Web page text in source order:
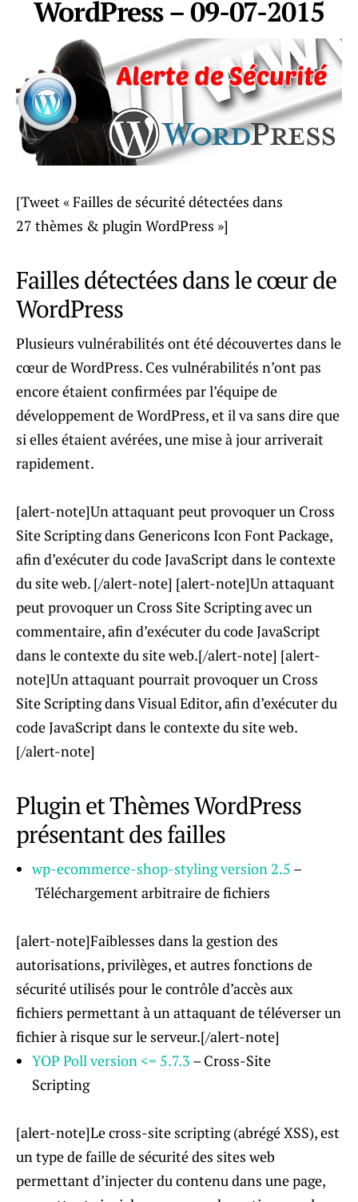
WordPress – 09-07-2015
[Tweet « Failles de sécurité détectées dans
27 thèmes & plugin WordPress »]
Failles détectées dans le cœur de
WordPress
Plusieurs vulnérabilités ont été découvertes dans le
cœur de WordPress. Ces vulnérabilités n’ont pas
encore étaient confirmées par l’équipe de
développement de WordPress, et il va sans dire que
si elles étaient avérées, une mise à jour arriverait
rapidement.
[alert-note]Un attaquant peut provoquer un Cross
Site Scripting dans Genericons Icon Font Package,
afin d’exécuter du code JavaScript dans le contexte
du site web. [/alert-note] [alert-note]Un attaquant
peut provoquer un Cross Site Scripting avec un
commentaire, afin d’exécuter du code JavaScript
dans le contexte du site web.[/alert-note] [alert-
note]Un attaquant pourrait provoquer un Cross
Site Scripting dans Visual Editor, afin d’exécuter du
code JavaScript dans le contexte du site web.
[/alert-note]
Plugin et Thèmes WordPress
présentant des failles
wp-ecommerce-shop-styling version 2.5 –
Téléchargement arbitraire de fichiers
[alert-note]Faiblesses dans la gestion des
autorisations, privilèges, et autres fonctions de
sécurité utilisés pour le contrôle d’accès aux
fichiers permettant à un attaquant de téléverser un
fichier à risque sur le serveur.[/alert-note]
YOP Poll version <= 5.7.3 – Cross-Site
Scripting
[alert-note]Le cross-site scripting (abrégé XSS), est
un type de faille de sécurité des sites web
permettant d’injecter du contenu dans une page,